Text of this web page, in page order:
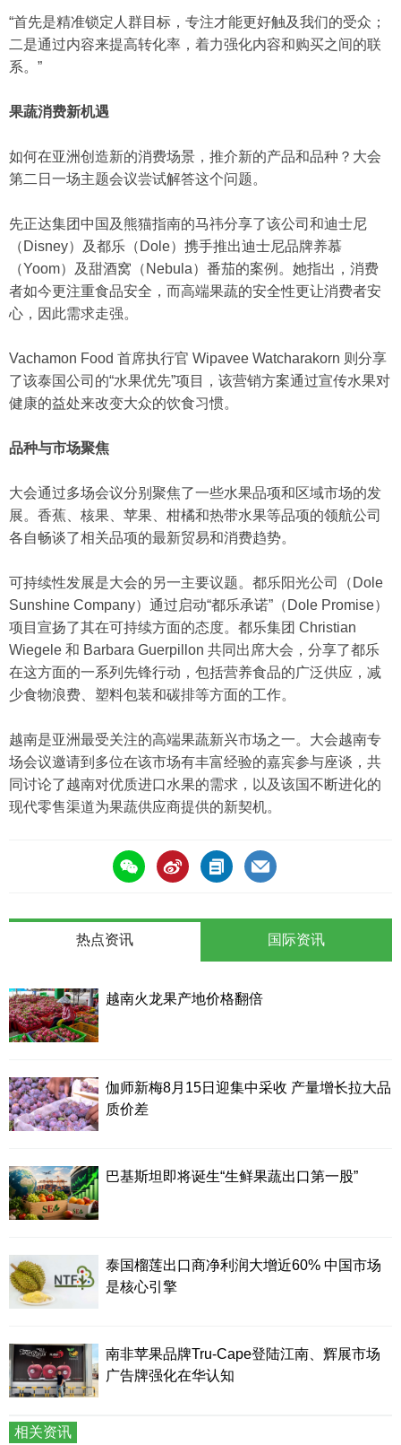
“首先是精准锁定人群目标，专注才能更好触及我们的受众；
二是通过内容来提高转化率，着力强化内容和购买之间的联
系。”
果蔬消费新机遇
如何在亚洲创造新的消费场景，推介新的产品和品种？大会
第二日一场主题会议尝试解答这个问题。
先正达集团中国及熊猫指南的马祎分享了该公司和迪士尼
（Disney）及都乐（Dole）携手推出迪士尼品牌养慕
（Yoom）及甜酒窝（Nebula）番茄的案例。她指出，消费
者如今更注重食品安全，而高端果蔬的安全性更让消费者安
心，因此需求走强。
Vachamon Food 首席执行官 Wipavee Watcharakorn 则分享
了该泰国公司的“水果优先”项目，该营销方案通过宣传水果对
健康的益处来改变大众的饮食习惯。
品种与市场聚焦
大会通过多场会议分别聚焦了一些水果品项和区域市场的发
展。香蕉、核果、苹果、柑橘和热带水果等品项的领航公司
各自畅谈了相关品项的最新贸易和消费趋势。
可持续性发展是大会的另一主要议题。都乐阳光公司（Dole
Sunshine Company）通过启动“都乐承诺”（Dole Promise）
项目宣扬了其在可持续方面的态度。都乐集团 Christian
Wiegele 和 Barbara Guerpillon 共同出席大会，分享了都乐
在这方面的一系列先锋行动，包括营养食品的广泛供应，减
少食物浪费、塑料包装和碳排等方面的工作。
越南是亚洲最受关注的高端果蔬新兴市场之一。大会越南专
场会议邀请到多位在该市场有丰富经验的嘉宾参与座谈，共
同讨论了越南对优质进口水果的需求，以及该国不断进化的
现代零售渠道为果蔬供应商提供的新契机。
热点资讯
越南火龙果产地价格翻倍
伽师新梅8月15日迎集中采收 产量增长拉大品
质价差
巴基斯坦即将诞生“生鲜果蔬出口第一股”
泰国榴莲出口商净利润大增近60% 中国市场
是核心引擎
南非苹果品牌Tru-Cape登陆江南、辉展市场
广告牌强化在华认知
国际资讯
相关资讯